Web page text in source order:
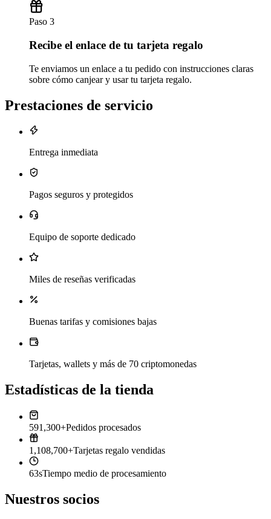
Paso 3
Recibe el enlace de tu tarjeta regalo
Te enviamos un enlace a tu pedido con instrucciones claras
sobre cómo canjear y usar tu tarjeta regalo.
Prestaciones de servicio
Entrega inmediata
Pagos seguros y protegidos
Equipo de soporte dedicado
Miles de reseñas verificadas
Buenas tarifas y comisiones bajas
Tarjetas, wallets y más de 70 criptomonedas
Estadísticas de la tienda
591,300+Pedidos procesados
1,108,700+Tarjetas regalo vendidas
63sTiempo medio de procesamiento
Nuestros socios